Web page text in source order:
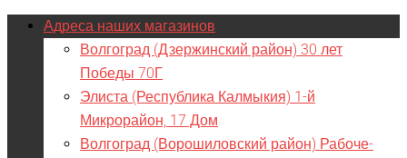
Адреса наших магазинов
Волгоград (Дзержинский район) 30 лет
Победы 70Г
Элиста (Республика Калмыкия) 1-й
Микрорайон, 17 Дом
Волгоград (Ворошиловский район) Рабоче-